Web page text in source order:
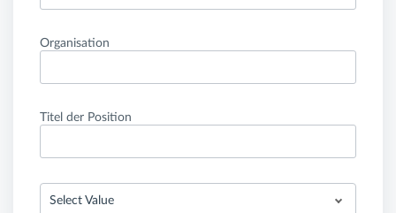
Organisation
Titel der Position
Select Value